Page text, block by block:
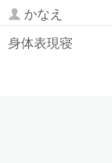
かなえ
身体表現寝